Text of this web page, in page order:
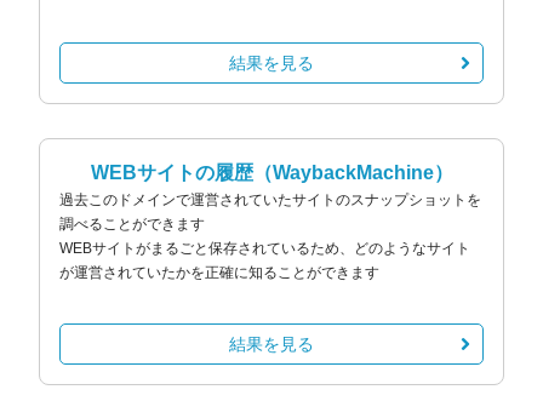
結果を見る
WEBサイトの履歴（WaybackMachine）
過去このドメインで運営されていたサイトのスナップショットを
調べることができます
WEBサイトがまるごと保存されているため、どのようなサイト
が運営されていたかを正確に知ることができます
結果を見る